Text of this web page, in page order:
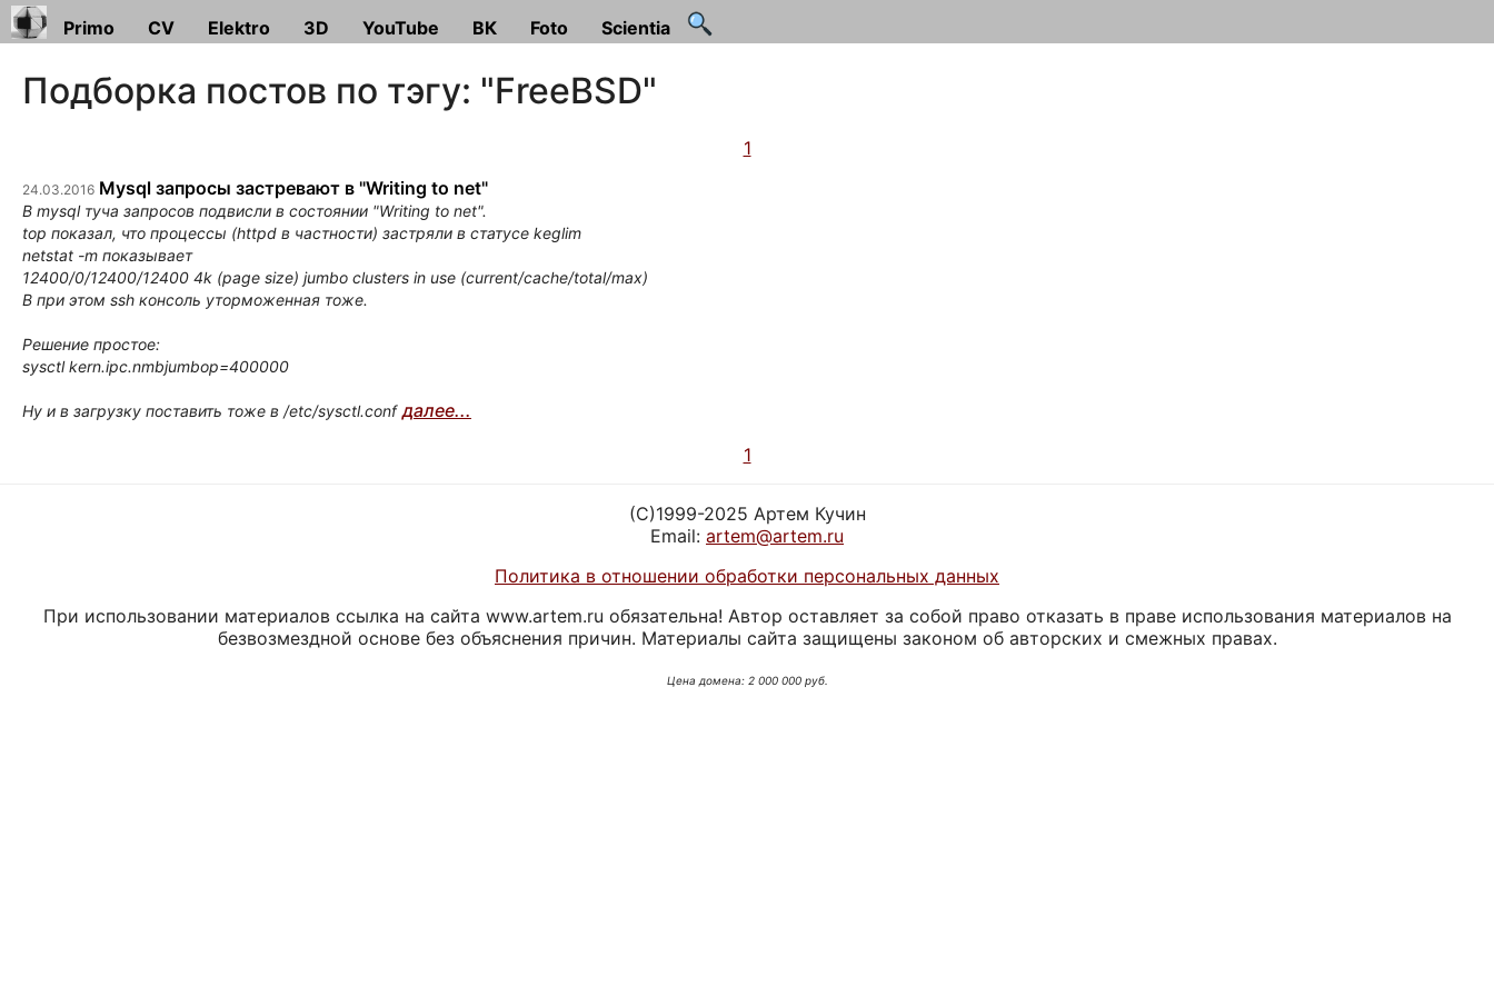
Primo CV Elektro 3D YouTube ВК Foto Scientia
Подборка постов по тэгу: "FreeBSD"
1
24.03.2016 Mysql запросы застревают в "Writing to net"
В mysql туча запросов подвисли в состоянии "Writing to net".
top показал, что процессы (httpd в частности) застряли в статусе keglim
netstat -m показывает
12400/0/12400/12400 4k (page size) jumbo clusters in use (current/cache/total/max)
B при этом ssh консоль уторможенная тоже.
Решение простое:
sysctl kern.ipc.nmbjumbop=400000
Ну и в загрузку поставить тоже в /etc/sysctl.conf далее...
1
(C)1999-2025 Артем Кучин
Email: artem@artem.ru
Политика в отношении обработки персональных данных
При использовании материалов ссылка на сайта www.artem.ru обязательна! Автор оставляет за собой право отказать в праве использования материалов на
безвозмездной основе без объяснения причин. Материалы сайта защищены законом об авторских и смежных правах.
Цена домена: 2 000 000 руб.